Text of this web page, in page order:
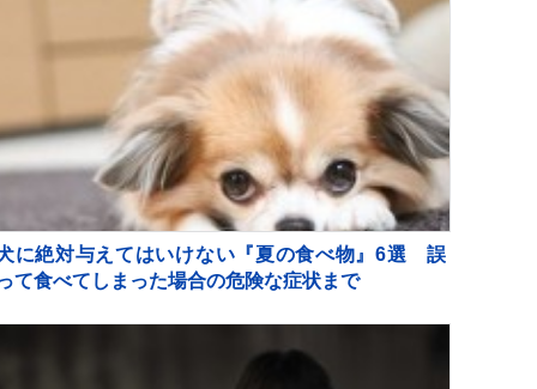
に絶対与えてはいけない『夏の食べ物』6選 誤
て食べてしまった場合の危険な症状まで